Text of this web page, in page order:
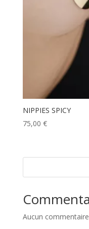
NIPPIES SPICY
75,00 €
Aucun